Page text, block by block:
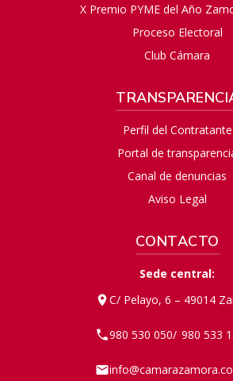
X Premio PYME del Año
Proceso Electoral
Club Cámara
Perfil del Contratante
Portal de
Canal de denuncias
Aviso Legal
CONTACTO
Sede central:
C/ Pelayo, 6 – 49014
980 530 050/ 980 533